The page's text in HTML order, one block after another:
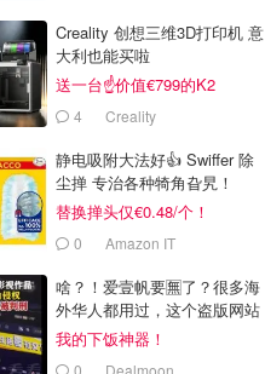
Creality 创想三维3D打印机 意
大利也能买啦
送一台☝️价值€799的K2
Combo！
4 Creality
静电吸附大法好👍 Swiffer 除
尘掸 专治各种犄角旮旯！
替换掸头仅€0.48/个！
0 Amazon IT
啥？！爱壹帆要🈚️了？很多海
外华人都用过，这个盗版网站
老板被判4年半
我的下饭神器！
0 Dealmoon